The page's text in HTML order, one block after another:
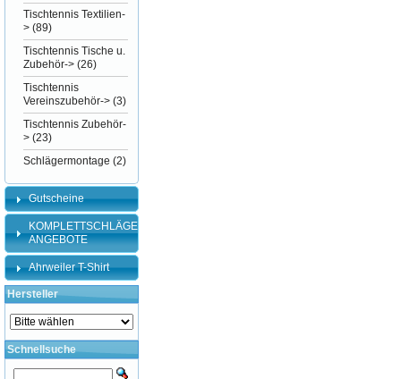
Tischtennis Textilien-
> (89)
Tischtennis Tische u.
Zubehör-> (26)
Tischtennis
Vereinszubehör-> (3)
Tischtennis Zubehör-
> (23)
Schlägermontage (2)
Gutscheine
KOMPLETTSCHLÄGER-
ANGEBOTE
Ahrweiler T-Shirt
Hersteller
Schnellsuche